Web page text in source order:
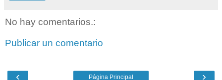
No hay comentarios.:
Publicar un comentario
‹ ›
Página Principal